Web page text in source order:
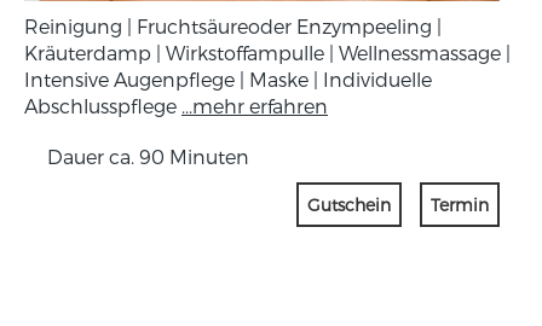
Reinigung | Fruchtsäureoder Enzympeeling |
Kräuterdamp | Wirkstoffampulle | Wellnessmassage |
Intensive Augenpflege | Maske | Individuelle
Abschlusspflege ...mehr erfahren
Dauer ca. 90 Minuten
Gutschein Termin